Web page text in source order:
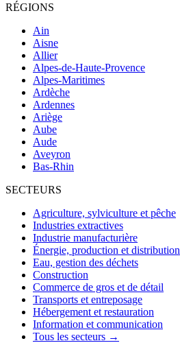
RÉGIONS
Ain
Aisne
Allier
Alpes-de-Haute-Provence
Alpes-Maritimes
Ardèche
Ardennes
Ariège
Aube
Aude
Aveyron
Bas-Rhin
SECTEURS
Agriculture, sylviculture et pêche
Industries extractives
Industrie manufacturière
Énergie, production et distribution
Eau, gestion des déchets
Construction
Commerce de gros et de détail
Transports et entreposage
Hébergement et restauration
Information et communication
Tous les secteurs →